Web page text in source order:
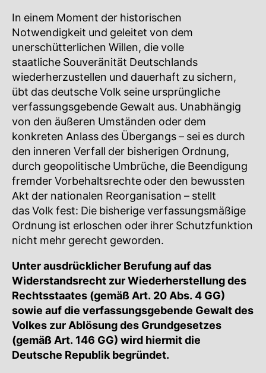
In einem Moment der historischen
Notwendigkeit und geleitet von dem
unerschütterlichen Willen, die volle
staatliche Souveränität Deutschlands
wiederherzustellen und dauerhaft zu sichern,
übt das deutsche Volk seine ursprüngliche
verfassungsgebende Gewalt aus. Unabhängig
von den äußeren Umständen oder dem
konkreten Anlass des Übergangs – sei es durch
den inneren Verfall der bisherigen Ordnung,
durch geopolitische Umbrüche, die Beendigung
fremder Vorbehaltsrechte oder den bewussten
Akt der nationalen Reorganisation – stellt
das Volk fest: Die bisherige verfassungsmäßige
Ordnung ist erloschen oder ihrer Schutzfunktion
nicht mehr gerecht geworden.
Unter ausdrücklicher Berufung auf das
Widerstandsrecht zur Wiederherstellung des
Rechtsstaates (gemäß Art. 20 Abs. 4 GG)
sowie auf die verfassungsgebende Gewalt des
Volkes zur Ablösung des Grundgesetzes
(gemäß Art. 146 GG) wird hiermit die
Deutsche Republik begründet.